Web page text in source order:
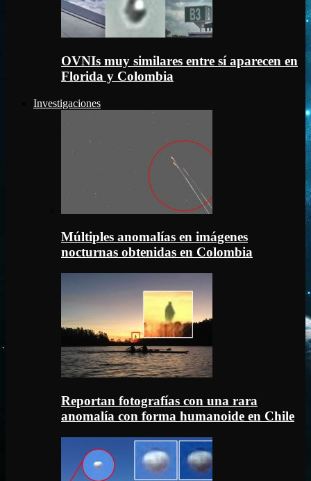
OVNIs muy similares entre sí aparecen en
Florida y Colombia
Investigaciones
Múltiples anomalías en imágenes
nocturnas obtenidas en Colombia
Reportan fotografías con una rara
anomalía con forma humanoide en Chile